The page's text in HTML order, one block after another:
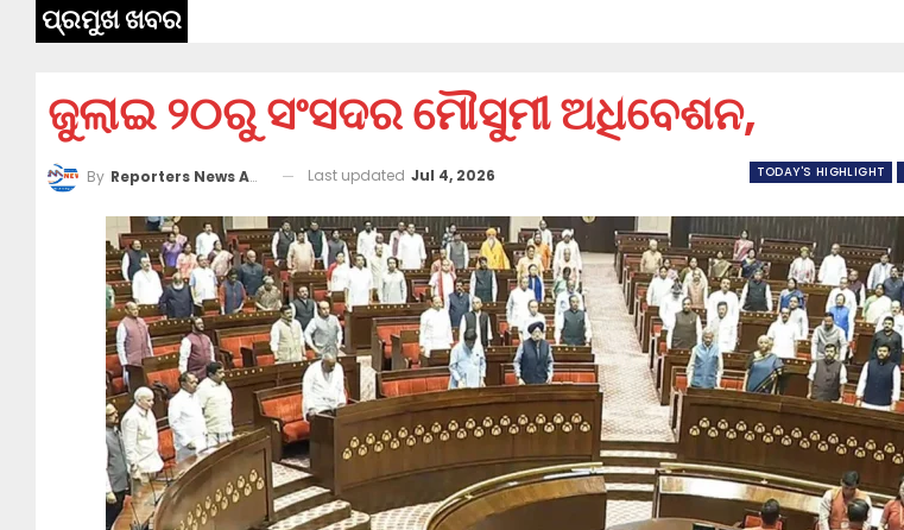
ପ୍ରମୁଖ ଖବର
ଜୁଲାଇ ୨୦ରୁ ସଂସଦର ମୌସୁମୀ ଅଧିବେଶନ,
TODAY'S HIGHLIGHT
By Reporters News Agency Last updated Jul 4, 2026